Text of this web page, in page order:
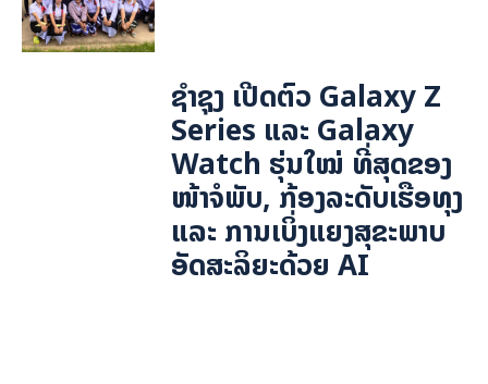
ຊຳຊຸງ ເປີດຕົວ Galaxy Z
Series ແລະ Galaxy
Watch ຮຸ່ນໃໝ່ ທີ່ສຸດຂອງ
ໜ້າຈໍພັບ, ກ້ອງລະດັບເຮືອທຸງ
ແລະ ການເບິ່ງແຍງສຸຂະພາບ
ອັດສະລິຍະດ້ວຍ AI